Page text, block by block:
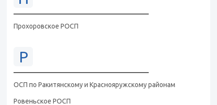
Прохоровское РОСП
Р
ОСП по Ракитянскому и Краснояружскому районам
Ровеньское РОСП